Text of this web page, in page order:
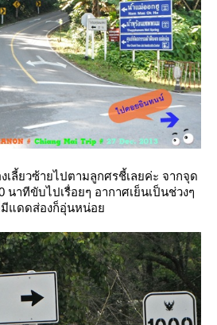
งเลี้ยวซ้ายไปตามลูกศรชี้เลยค่ะ จากจุด
นาทีขับไปเรื่อยๆ อากาศเย็นเป็นช่วงๆ
มีแดดส่องก็อุ่นหน่อ